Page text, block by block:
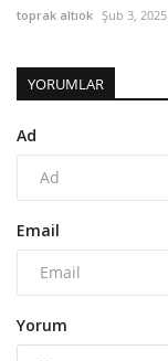
toprak altıok Şub 3, 2025
YORUMLAR
Ad
Email
Yorum